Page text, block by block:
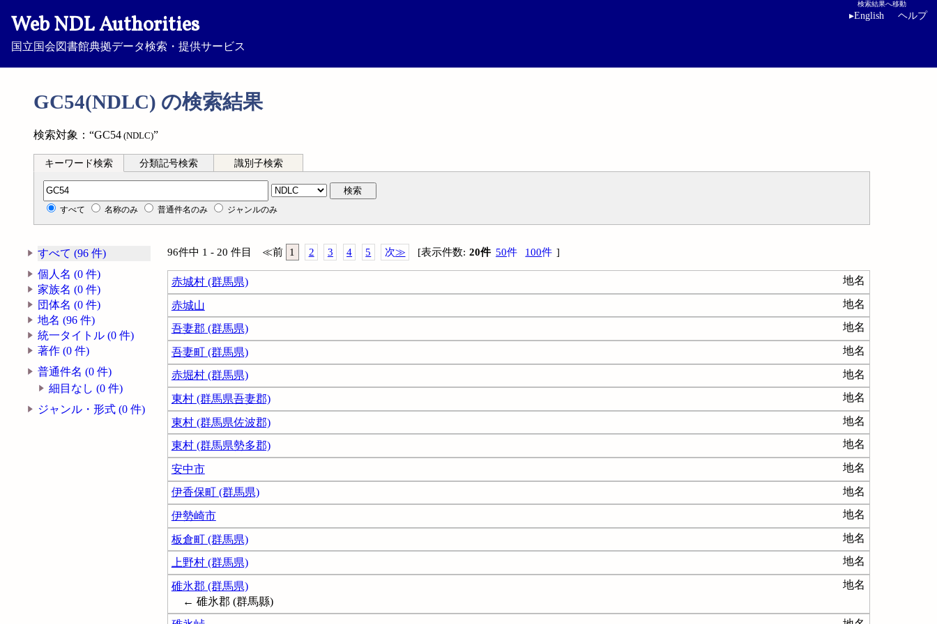
Web NDL Authorities
国立国会図書館典拠データ検索・提供サービス
検索結果へ移動
▸English ヘルプ
GC54(NDLC) の検索結果
検索対象：“GC54 (NDLC)”
キーワード検索 分類記号検索 識別子検索
分類記号検索 検索
すべて 名称のみ 普通件名のみ ジャンルのみ
すべて (96 件)
個人名 (0 件)
家族名 (0 件)
団体名 (0 件)
地名 (96 件)
統一タイトル (0 件)
著作 (0 件)
普通件名 (0 件)
細目なし (0 件)
ジャンル・形式 (0 件)
96件中 1 - 20 件目 ≪前 1 2 3 4 5 次≫ [表示件数: 20件 50件 100件 ]
赤城村 (群馬県) 地名
赤城山 地名
吾妻郡 (群馬県) 地名
吾妻町 (群馬県) 地名
赤堀村 (群馬県) 地名
東村 (群馬県吾妻郡) 地名
東村 (群馬県佐波郡) 地名
東村 (群馬県勢多郡) 地名
安中市 地名
伊香保町 (群馬県) 地名
伊勢崎市 地名
板倉町 (群馬県) 地名
上野村 (群馬県) 地名
碓氷郡 (群馬県)
地名
← 碓氷郡 (群馬縣)